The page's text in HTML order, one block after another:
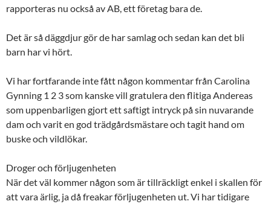
rapporteras nu också av AB, ett företag bara de.
Det är så däggdjur gör de har samlag och sedan kan det bli
barn har vi hört.
Vi har fortfarande inte fått någon kommentar från Carolina
Gynning 1 2 3 som kanske vill gratulera den flitiga Andereas
som uppenbarligen gjort ett saftigt intryck på sin nuvarande
dam och varit en god trädgårdsmästare och tagit hand om
buske och vildlökar.
Droger och förljugenheten
När det väl kommer någon som är tillräckligt enkel i skallen för
att vara ärlig, ja då freakar förljugenheten ut. Vi har tidigare